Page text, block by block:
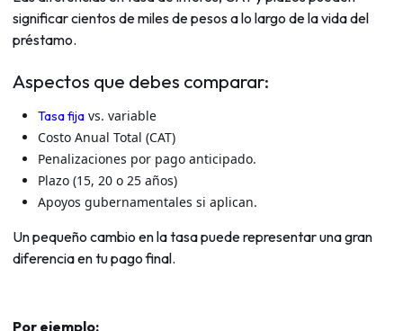
significar cientos de miles de pesos a lo largo de la vida del
préstamo.
Aspectos que debes comparar:
Tasa fija vs. variable
Costo Anual Total (CAT)
Penalizaciones por pago anticipado.
Plazo (15, 20 o 25 años)
Apoyos gubernamentales si aplican.
Un pequeño cambio en la tasa puede representar una gran
diferencia en tu pago final.
Por ejemplo: